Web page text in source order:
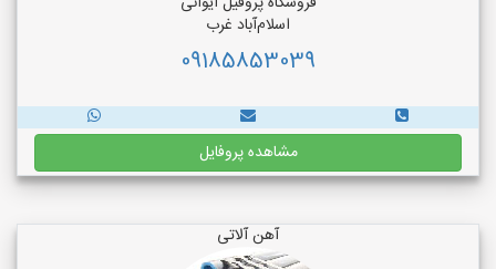
اسلام‌آباد غرب
09185853039
مشاهده پروفایل
آهن آلاتی